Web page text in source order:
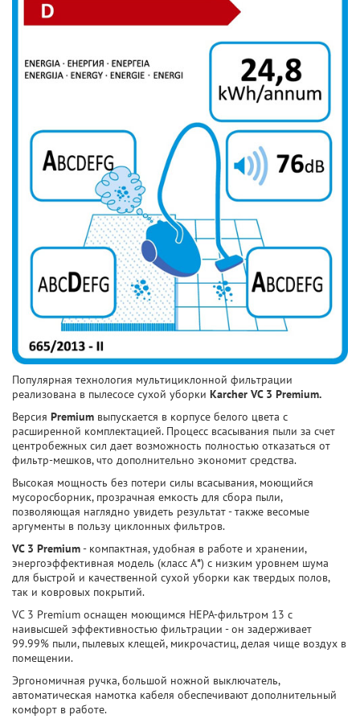
Популярная технология мультициклонной фильтрации
реализована в пылесосе сухой уборки Karcher VC 3 Premium.
Версия Premium выпускается в корпусе белого цвета с
расширенной комплектацией. Процесс всасывания пыли за счет
центробежных сил дает возможность полностью отказаться от
фильтр-мешков, что дополнительно экономит средства.
Высокая мощность без потери силы всасывания, моющийся
мусоросборник, прозрачная емкость для сбора пыли,
позволяющая наглядно увидеть результат - также весомые
аргументы в пользу циклонных фильтров.
VC 3 Premium- компактная, удобная в работе и хранении,
энергоэффективная модель (класс A*) с низким уровнем шума
для быстрой и качественной сухой уборки как твердых полов,
так и ковровых покрытий.
VC 3 Premium оснащен моющимся НЕРА-фильтром 13 с
наивысшей эффективностью фильтрации - он задерживает
99.99% пыли, пылевых клещей, микрочастиц, делая чище воздух в
помещении.
Эргономичная ручка, большой ножной выключатель,
автоматическая намотка кабеля обеспечивают дополнительный
комфорт в работе.